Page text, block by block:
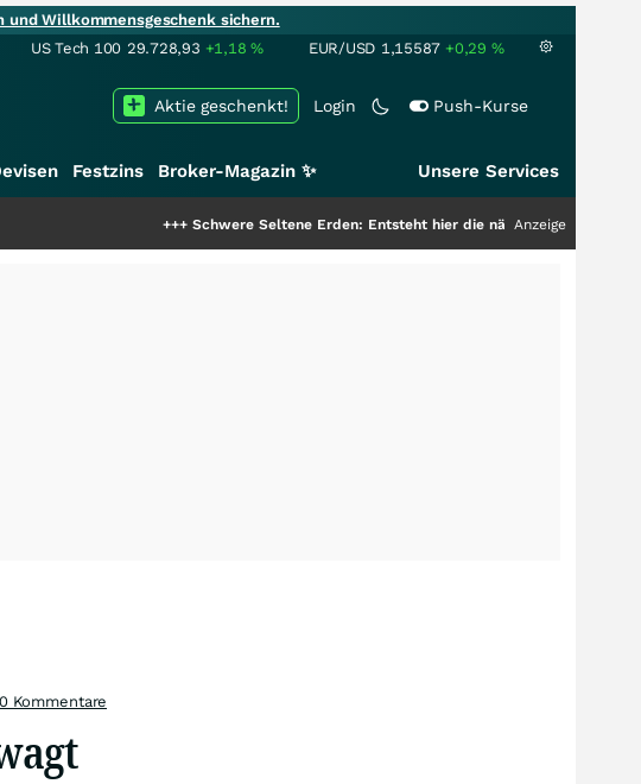
und Willkommensgeschenk sichern.
US Tech 100 29.728,93 +1,18% EUR/USD 1,15587 +0,29 %
Login Push-Kurse
Aktie geschenkt!
Festzins Broker-Magazin ✨ Unsere Services
Schwere Seltene Erden: Entsteht hier die nächste Milliardenstory?
Anzeige
0 Kommentare